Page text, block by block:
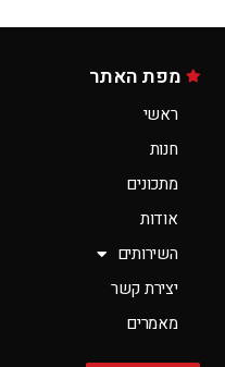
מפת האתר
ראשי
חנות
מתכונים
אודות
השירותים
יצירת קשר
מאמרים